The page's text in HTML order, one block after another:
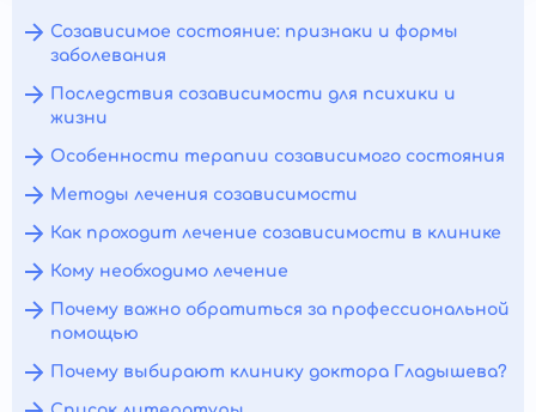
Созависимое состояние: признаки и формы
заболевания
Последствия созависимости для психики и
жизни
Особенности терапии созависимого состояния
Методы лечения созависимости
Как проходит лечение созависимости в клинике
Кому необходимо лечение
Почему важно обратиться за профессиональной
помощью
Почему выбирают клинику доктора Гладышева?